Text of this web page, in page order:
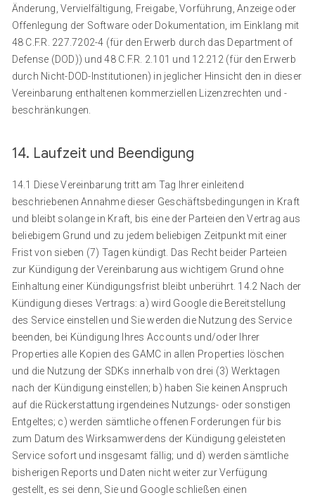
Änderung, Vervielfältigung, Freigabe, Vorführung, Anzeige oder
Offenlegung der Software oder Dokumentation, im Einklang mit
48 C.F.R. 227.7202-4 (für den Erwerb durch das Department of
Defense (DOD)) und 48 C.F.R. 2.101 und 12.212 (für den Erwerb
durch Nicht-DOD-Institutionen) in jeglicher Hinsicht den in dieser
Vereinbarung enthaltenen kommerziellen Lizenzrechten und -
beschränkungen.
14. Laufzeit und Beendigung
14.1 Diese Vereinbarung tritt am Tag Ihrer einleitend
beschriebenen Annahme dieser Geschäftsbedingungen in Kraft
und bleibt solange in Kraft, bis eine der Parteien den Vertrag aus
beliebigem Grund und zu jedem beliebigen Zeitpunkt mit einer
Frist von sieben (7) Tagen kündigt. Das Recht beider Parteien
zur Kündigung der Vereinbarung aus wichtigem Grund ohne
Einhaltung einer Kündigungsfrist bleibt unberührt. 14.2 Nach der
Kündigung dieses Vertrags: a) wird Google die Bereitstellung
des Service einstellen und Sie werden die Nutzung des Service
beenden, bei Kündigung Ihres Accounts und/oder Ihrer
Properties alle Kopien des GAMC in allen Properties löschen
und die Nutzung der SDKs innerhalb von drei (3) Werktagen
nach der Kündigung einstellen; b) haben Sie keinen Anspruch
auf die Rückerstattung irgendeines Nutzungs- oder sonstigen
Entgeltes; c) werden sämtliche offenen Forderungen für bis
zum Datum des Wirksamwerdens der Kündigung geleisteten
Service sofort und insgesamt fällig; und d) werden sämtliche
bisherigen Reports und Daten nicht weiter zur Verfügung
gestellt, es sei denn, Sie und Google schließen einen